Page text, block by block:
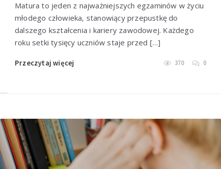
Matura to jeden z najważniejszych egzaminów w życiu
młodego człowieka, stanowiący przepustkę do
dalszego kształcenia i kariery zawodowej. Każdego
roku setki tysięcy uczniów staje przed […]
Przeczytaj więcej 370 0